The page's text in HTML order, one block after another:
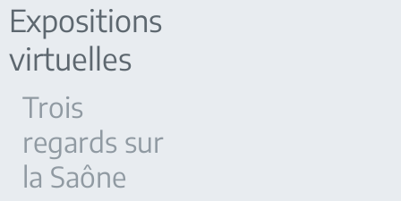
Expositions
virtuelles
Trois
regards sur
la Saône